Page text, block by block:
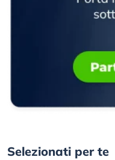
Selezionati per te